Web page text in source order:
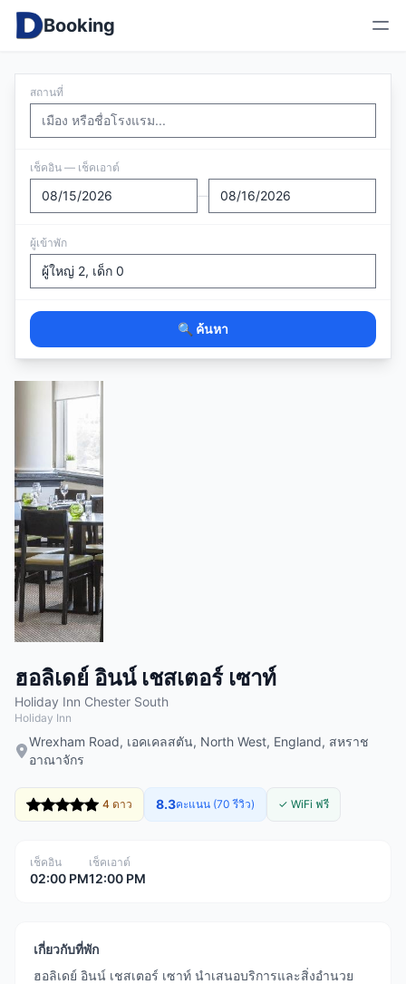
Booking
สถานที่
เช็คอิน — เช็คเอาต์
—
ผู้เข้าพัก
🔍 ค้นหา
ฮอลิเดย์ อินน์ เชสเตอร์ เซาท์
Holiday Inn Chester South
Holiday Inn
Wrexham Road, เอคเคลสตัน, North West, England, สหราช
อาณาจักร
4 ดาว 8.3คะแนน (70 รีวิว) ✓ WiFi ฟรี
เช็คอิน
02:00 PM
เช็คเอาต์
12:00 PM
เกี่ยวกับที่พัก
ฮอลิเดย์ อินน์ เชสเตอร์ เซาท์ นำเสนอบริการและสิ่งอำนวย